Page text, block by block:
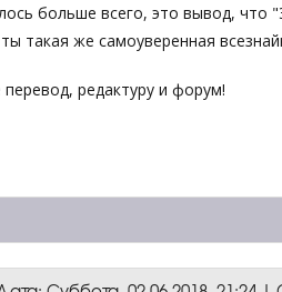
больше всего, это вывод, что
такая же самоуверенная
редактуру и форум!